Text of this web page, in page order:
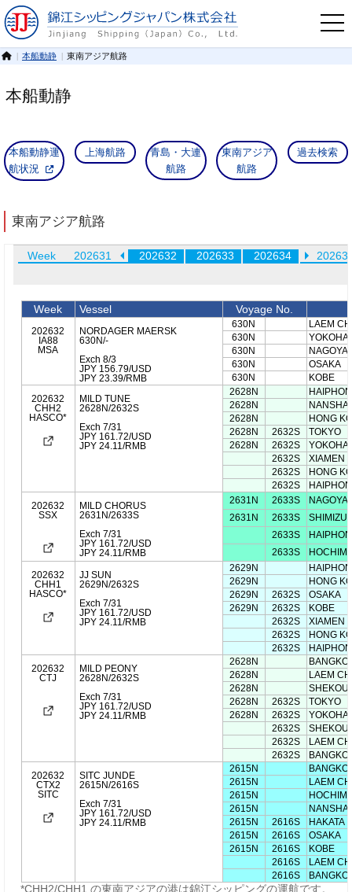
本船動静 東南アジア航路
本船動静
本船動静運
航状況
ご利用方法
上海航路
青島・大連
航路
東南アジア
航路
過去検索
東南アジア航路